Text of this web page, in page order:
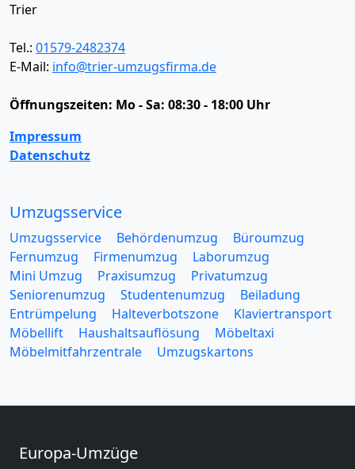
Trier
Tel.: 01579-2482374
E-Mail: info@trier-umzugsfirma.de
Öffnungszeiten: Mo - Sa: 08:30 - 18:00 Uhr
Impressum
Datenschutz
Umzugsservice
Umzugsservice Behördenumzug
Büroumzug
Fernumzug
Firmenumzug
Laborumzug
Mini Umzug
Praxisumzug
Privatumzug
Seniorenumzug
Studentenumzug
Beiladung
Entrümpelung
Halteverbotszone
Klaviertransport
Möbellift
Haushaltsauflösung
Möbeltaxi
Möbelmitfahrzentrale
Umzugskartons
Europa-Umzüge